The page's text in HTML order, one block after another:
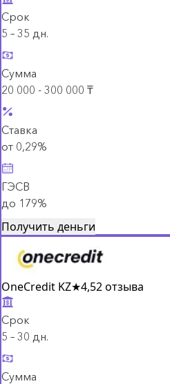
Срок
5 – 35 дн.
Сумма
20 000 - 300 000 ₸
Ставка
от 0,29%
ГЭСВ
до 179%
Получить деньги
OneCredit KZ★4,52 отзыва
Срок
5 – 30 дн.
Сумма